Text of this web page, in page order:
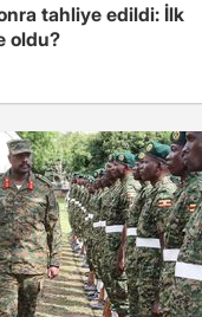
tahliye edildi: İlk
oldu?